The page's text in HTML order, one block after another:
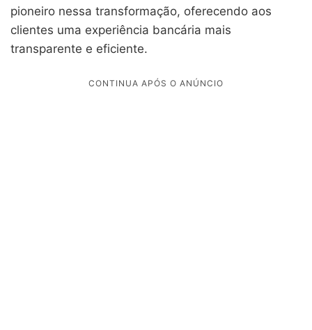
pioneiro nessa transformação, oferecendo aos
clientes uma experiência bancária mais
transparente e eficiente.